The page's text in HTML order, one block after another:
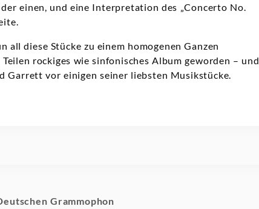
einen, und eine Interpretation des „Concerto No.
diese Stücke zu einem homogenen Ganzen
rockiges wie sinfonisches Album geworden – und
Garrett vor einigen seiner liebsten Musikstücke.
Grammophon